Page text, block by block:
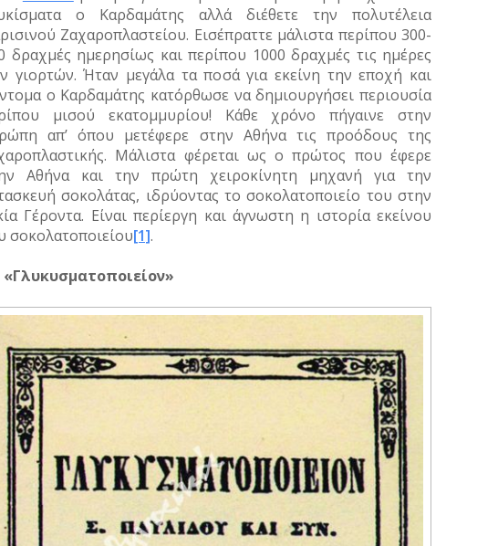
ο Καρδαμάτης αλλά διέθετε την πολυτέλεια
Ζαχαροπλαστείου. Εισέπραττε μάλιστα περίπου 300-
δραχμές ημερησίως και περίπου 1000 δραχμές τις ημέρες
γιορτών. Ήταν μεγάλα τα ποσά για εκείνη την εποχή και
ο Καρδαμάτης κατόρθωσε να δημιουργήσει περιουσία
μισού εκατομμυρίου! Κάθε χρόνο πήγαινε στην
απ’ όπου μετέφερε στην Αθήνα τις προόδους της
Μάλιστα φέρεται ως ο πρώτος που έφερε
Αθήνα και την πρώτη χειροκίνητη μηχανή για την
σοκολάτας, ιδρύοντας το σοκολατοποιείο του στην
Γέροντα. Είναι περίεργη και άγνωστη η ιστορία εκείνου
σοκολατοποιείου[1].
«Γλυκυσματοποιείον»